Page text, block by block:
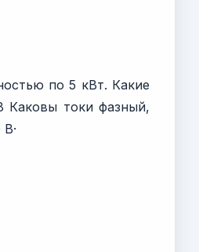
по 5 кВт. Какие
Каковы токи фазный,